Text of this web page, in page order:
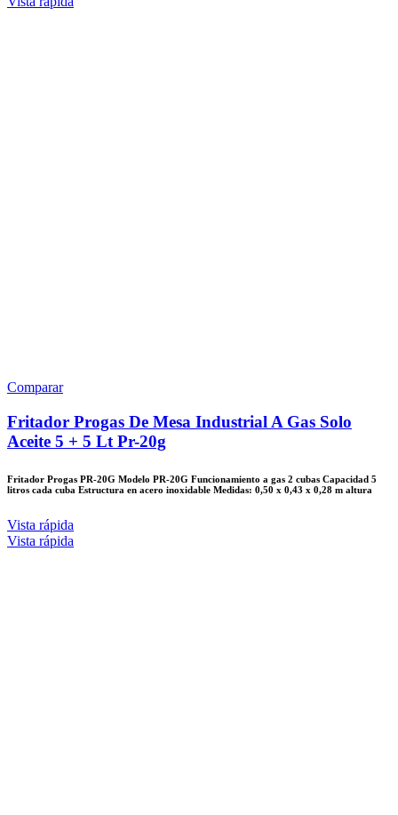
Comparar
Fritador Progas De Mesa Industrial A Gas Solo
Aceite 5 + 5 Lt Pr-20g
Fritador Progas PR-20G Modelo PR-20G Funcionamiento a gas 2 cubas Capacidad 5
litros cada cuba Estructura en acero inoxidable Medidas: 0,50 x 0,43 x 0,28 m altura
Vista rápida
Vista rápida